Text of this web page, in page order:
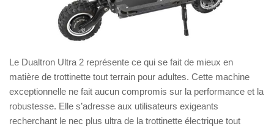
Le Dualtron Ultra 2 représente ce qui se fait de mieux en
matière de trottinette tout terrain pour adultes. Cette machine
exceptionnelle ne fait aucun compromis sur la performance et la
robustesse. Elle s’adresse aux utilisateurs exigeants
recherchant le nec plus ultra de la trottinette électrique tout